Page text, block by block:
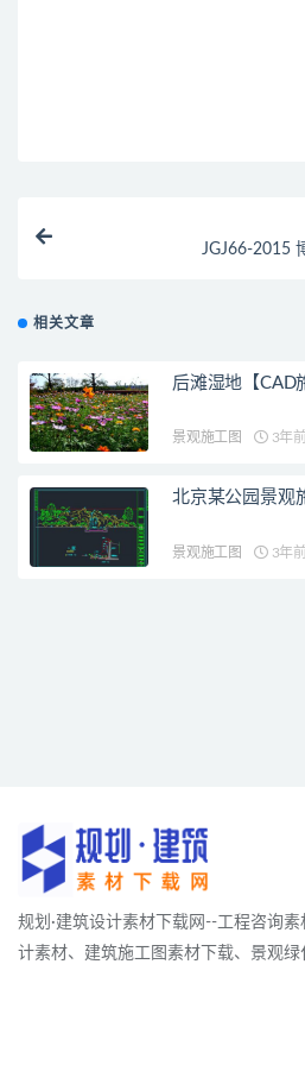
JGJ66-2015
相关文章
后滩湿地【CAD
景观施工图 3年前
北京某公园景观
景观施工图 3年前
规划·建筑设计素材下载网--工程咨询
计素材、建筑施工图素材下载、景观绿